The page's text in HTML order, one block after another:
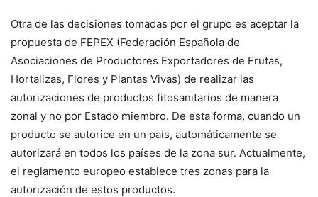
Otra de las decisiones tomadas por el grupo es aceptar la
propuesta de FEPEX (Federación Española de
Asociaciones de Productores Exportadores de Frutas,
Hortalizas, Flores y Plantas Vivas) de realizar las
autorizaciones de productos fitosanitarios de manera
zonal y no por Estado miembro. De esta forma, cuando un
producto se autorice en un país, automáticamente se
autorizará en todos los países de la zona sur. Actualmente,
el reglamento europeo establece tres zonas para la
autorización de estos productos.